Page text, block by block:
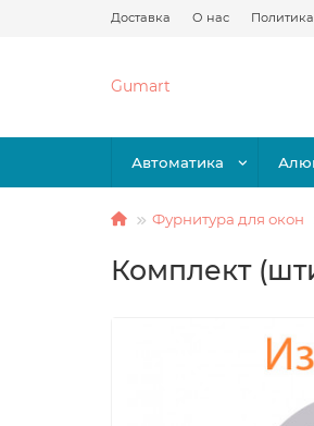
Доставка О нас
Gumart
Автоматика
Фурнитура для окон
Комплект